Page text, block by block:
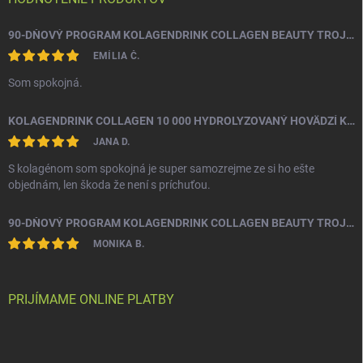
90-DŇOVÝ PROGRAM KOLAGENDRINK COLLAGEN BEAUTY TROJZLOŽKOVÝ (TYP 1, 2 & 3) RYBÍ HYDROLYZOVANÝ KOLAGÉN 3 X 330 G
EMÍLIA Č.
Som spokojná.
KOLAGENDRINK COLLAGEN 10 000 HYDROLYZOVANÝ HOVÄDZÍ KOLAGÉN 300 G
JANA D.
S kolagénom som spokojná je super samozrejme ze si ho ešte
objednám, len škoda že není s príchuťou.
90-DŇOVÝ PROGRAM KOLAGENDRINK COLLAGEN BEAUTY TROJZLOŽKOVÝ (TYP 1, 2 & 3) RYBÍ HYDROLYZOVANÝ KOLAGÉN 3 X 330 G
MONIKA B.
PRIJÍMAME ONLINE PLATBY